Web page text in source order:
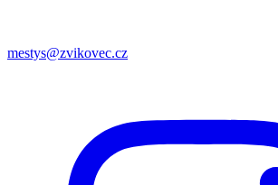
mestys@zvikovec.cz